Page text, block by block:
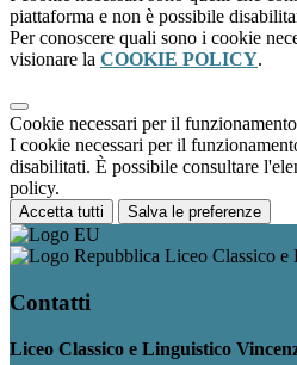
piattaforma e non è possibile
Per conoscere quali sono i cookie
visionare la COOKIE POLICY.
Cookie necessari per il funzionamento
I cookie necessari per il
disabilitati. È possibile consultare
policy.
Accetta tutti Salva le preferenze
Liceo Classico
Contatti
Liceo Classico e Linguistico